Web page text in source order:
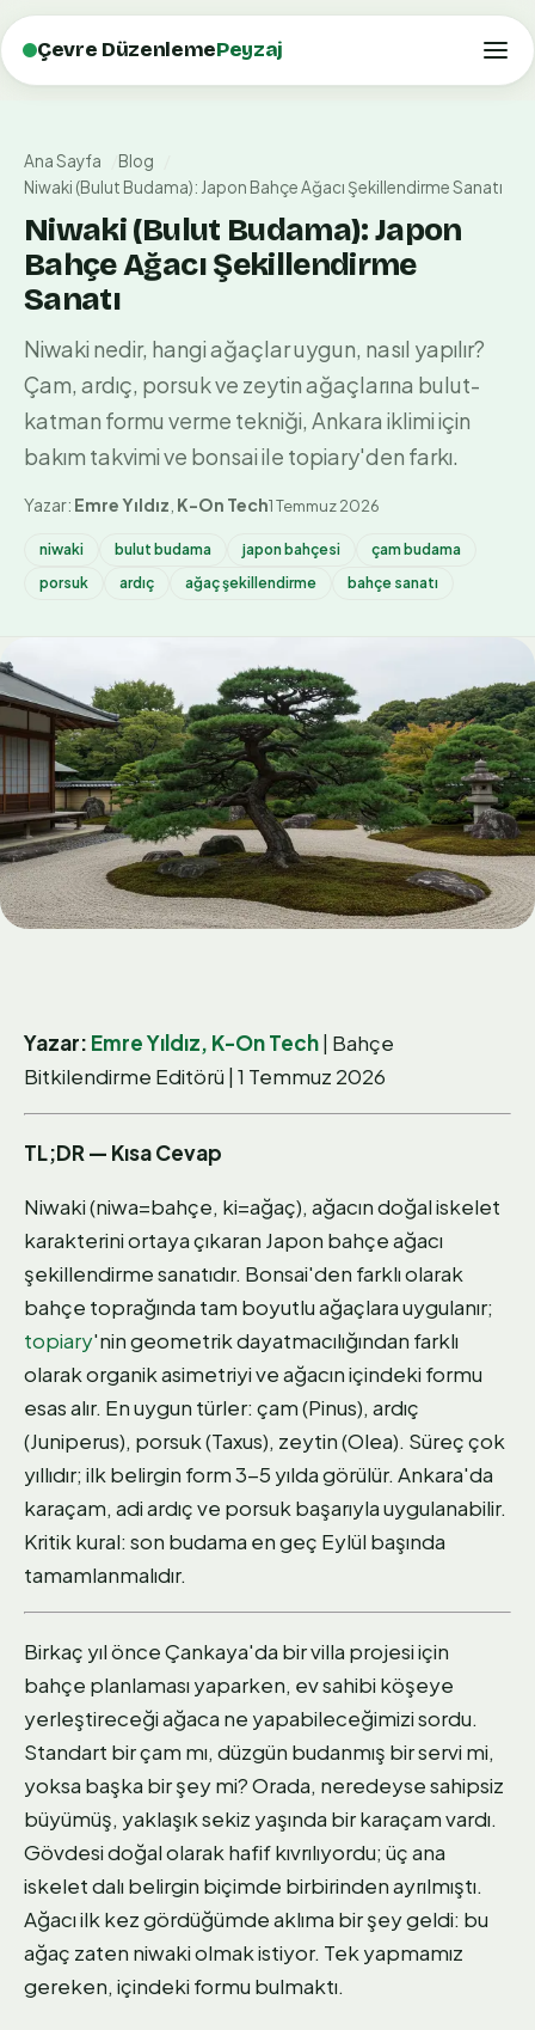
Çevre DüzenlemePeyzaj
Ana Sayfa
Blog
Niwaki (Bulut Budama): Japon Bahçe Ağacı Şekillendirme Sanatı
Niwaki (Bulut Budama): Japon
Bahçe Ağacı Şekillendirme
Sanatı
Niwaki nedir, hangi ağaçlar uygun, nasıl yapılır?
Çam, ardıç, porsuk ve zeytin ağaçlarına bulut-
katman formu verme tekniği, Ankara iklimi için
bakım takvimi ve bonsai ile topiary'den farkı.
Yazar: Emre Yıldız K-On Tech1 Temmuz 2026
niwaki bulut budama japon bahçesi
çam budama
porsuk
ardıç ağaç şekillendirme bahçe sanatı
Yazar: Emre Yıldız, K-On Tech| Bahçe
Bitkilendirme Editörü | 1 Temmuz 2026
TL;DR — Kısa Cevap
Niwaki (niwa=bahçe, ki=ağaç), ağacın doğal iskelet
karakterini ortaya çıkaran Japon bahçe ağacı
şekillendirme sanatıdır. Bonsai'den farklı olarak
bahçe toprağında tam boyutlu ağaçlara uygulanır;
topiary'nin geometrik dayatmacılığından farklı
olarak organik asimetriyi ve ağacın içindeki formu
esas alır. En uygun türler: çam (Pinus), ardıç
(Juniperus), porsuk (Taxus), zeytin (Olea). Süreç çok
yıllıdır; ilk belirgin form 3-5 yılda görülür. Ankara'da
karaçam, adi ardıç ve porsuk başarıyla uygulanabilir.
Kritik kural: son budama en geç Eylül başında
tamamlanmalıdır.
Birkaç yıl önce Çankaya'da bir villa projesi için
bahçe planlaması yaparken, ev sahibi köşeye
yerleştireceği ağaca ne yapabileceğimizi sordu.
Standart bir çam mı, düzgün budanmış bir servi mi,
yoksa başka bir şey mi? Orada, neredeyse sahipsiz
büyümüş, yaklaşık sekiz yaşında bir karaçam vardı.
Gövdesi doğal olarak hafif kıvrılıyordu; üç ana
iskelet dalı belirgin biçimde birbirinden ayrılmıştı.
Ağacı ilk kez gördüğümde aklıma bir şey geldi: bu
ağaç zaten niwaki olmak istiyor. Tek yapmamız
gereken, içindeki formu bulmaktı.